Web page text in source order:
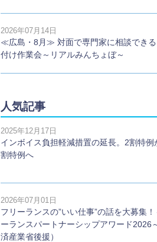
2026年07月14日
≪広島・8月≫ 対面で専門家に相談でき
付け作業会～リアルみんちょぼ～
人気記事
2025年12月17日
インボイス負担軽減措置の延長。2割特例
割特例へ
2026年07月01日
フリーランスの”いい仕事”の話を大募集！
ーランスパートナーシップアワード2026
済産業省後援）